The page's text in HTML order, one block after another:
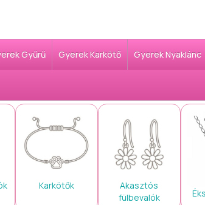
Gyűrű Gyerek Karkötő Gyerek Nyaklánc
Karkötők
Akasztós
fülbevalók